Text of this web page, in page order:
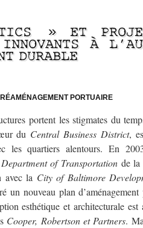
» ET
À
DURABLE
PORTUAIRE
portent les stigmates du
du Central Business District,
les quartiers alentours. En
Department of Transportation de
avec la City of Baltimore
un nouveau plan d’aménagement
esthétique et architecturale est
Cooper, Robertson et Partners.